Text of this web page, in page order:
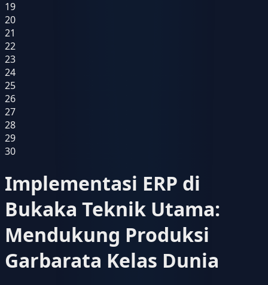
19
20
21
22
23
24
25
26
27
28
29
30
Implementasi ERP di
Bukaka Teknik Utama:
Mendukung Produksi
Garbarata Kelas Dunia